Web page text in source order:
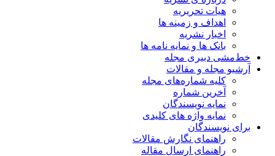
هیات تحریریه
اهداف و زمینه ها
اخبار نشریه
بانک ها و نمایه نامه ها
خط‌مشی دبیری مجله
آرشیو مجله و مقالات
کلیه شماره‌های مجله
آخرین شماره
نمایه نویسندگان
نمایه واژه های کلیدی
برای نویسندگان
راهنمای نگارش مقالات
راهنمای ارسال مقاله